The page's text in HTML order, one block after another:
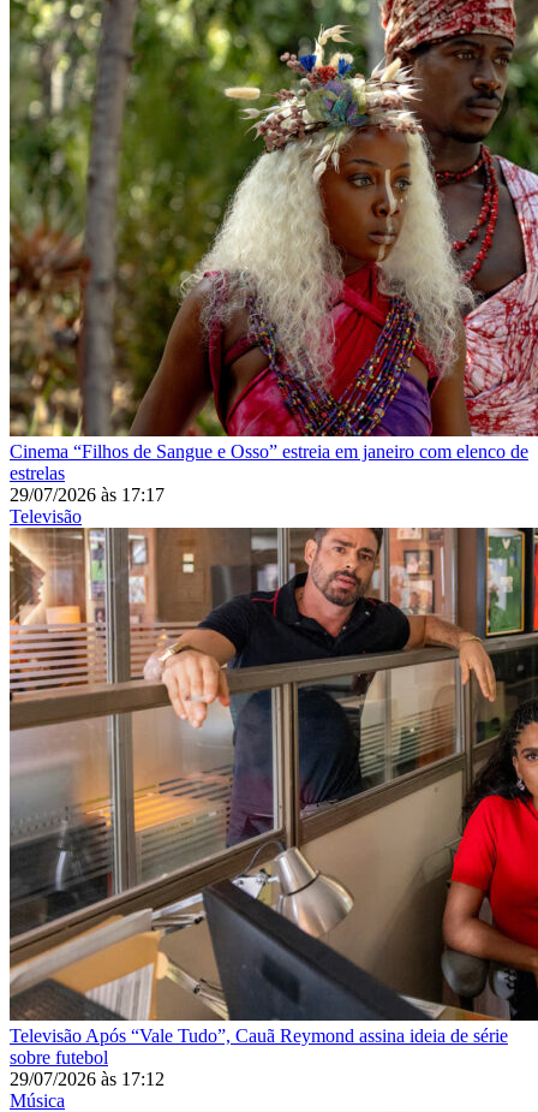
Cinema “Filhos de Sangue e Osso” estreia em janeiro com elenco de
estrelas
29/07/2026 às 17:17
Televisão
Televisão Após “Vale Tudo”, Cauã Reymond assina ideia de série
sobre futebol
29/07/2026 às 17:12
Música